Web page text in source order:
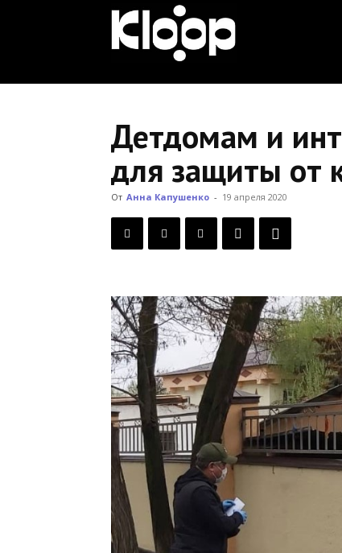
Кыргызстана
Детдомам и
для защиты от
От Анна Капушенко - 19 апреля 2020